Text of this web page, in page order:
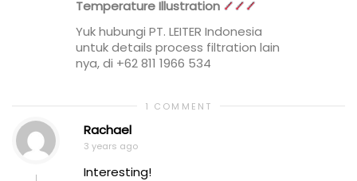
Temperature Illustration
Yuk hubungi PT. LEITER Indonesia
untuk details process filtration lain
nya, di +62 811 1966 534
1 COMMENT
Rachael
3 years ago
Interesting!